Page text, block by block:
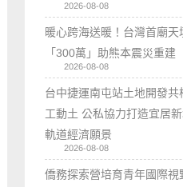
2026-08-08
暖心跨海送暖！台灣首廟天
「300萬」助熊本震災重建
2026-08-08
台中捷運南屯站土地開發共
工動土 公私協力打造宜居
軌道經濟願景
2026-08-08
僑務探索營培育青年國際視